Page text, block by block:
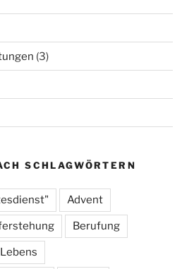
(3)
SCHLAGWÖRTERN
Advent
Berufung